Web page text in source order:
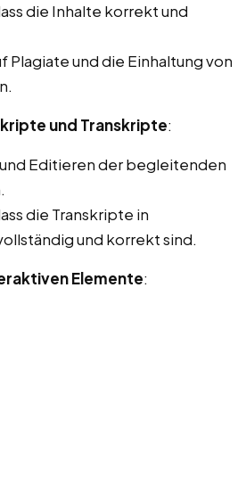
die Inhalte korrekt und
Plagiate und die Einhaltung von
und Transkripte:
Editieren der begleitenden
die Transkripte in
und korrekt sind.
Elemente: